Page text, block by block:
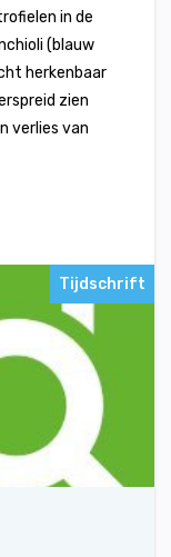
in de
(blauw
herkenbaar
zien
verlies van
Tijdschrift